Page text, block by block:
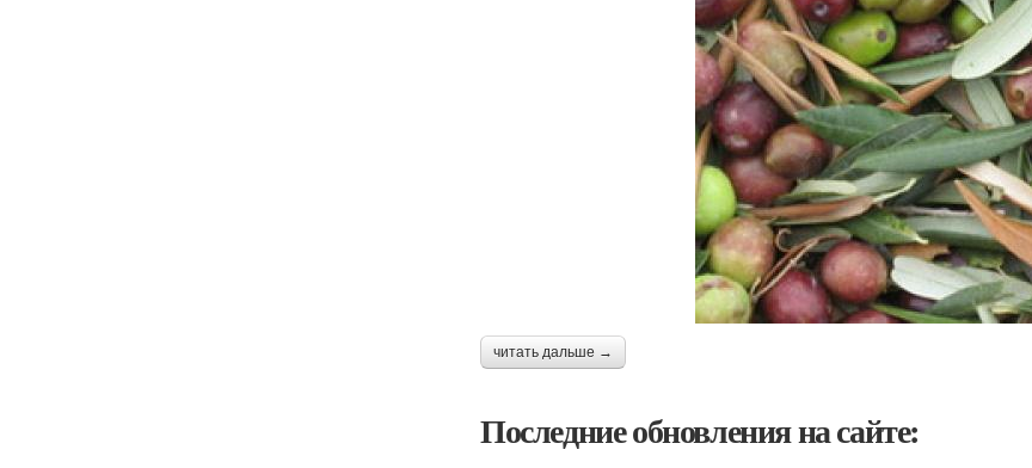
читать дальше →
Последние обновления на сайте: